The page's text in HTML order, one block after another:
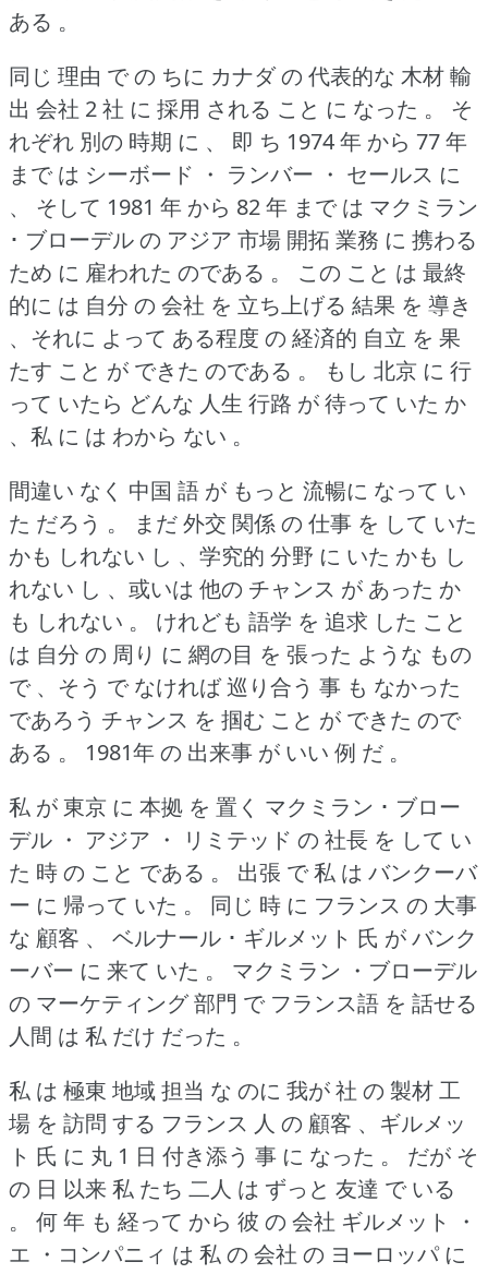
ある 。
同じ 理由 で の ちに カナダ の 代表的な 木材 輸
出 会社 2 社 に 採用 される こと に なった 。
そ
れぞれ 別の 時期 に 、 即 ち 1974 年 から 77 年
まで は シーボード ・ ランバー ・ セールス に
、 そして 1981 年 から 82 年 まで は マクミラン
･ ブローデル の アジア 市場 開拓 業務 に 携わる
ため に 雇われた のである 。
この こと は 最終
的に は 自分 の 会社 を 立ち上げる 結果 を 導き
、それに よって ある程度 の 経済的 自立 を 果
たす こと が できた のである 。
もし 北京 に 行
って いたら どんな 人生 行路 が 待って いた か
、私 に は わから ない 。
間違い なく 中国 語 が もっと 流暢に なって い
た だろう 。
まだ 外交 関係 の 仕事 を して いた
かも しれない し 、学究的 分野 に いた かも し
れない し 、或いは 他の チャンス が あった か
も しれない 。
けれども 語学 を 追求 した こと
は 自分 の 周り に 網の目 を 張った ような もの
で 、そう で なければ 巡り合う 事 も なかった
であろう チャンス を 掴む こと が できた ので
ある 。
1981年 の 出来事 が いい 例 だ 。
私 が 東京 に 本拠 を 置く マクミラン ･ ブロー
デル ・ アジア ・ リミテッド の 社長 を して い
た 時 の こと である 。
出張 で 私 は バンクーバ
ー に 帰って いた 。
同じ 時 に フランス の 大事
な 顧客 、 ベルナール ･ ギルメット 氏 が バンク
ーバー に 来て いた 。
マクミラン ・ブローデル
の マーケティング 部門 で フランス語 を 話せる
人間 は 私 だけ だった 。
私 は 極東 地域 担当 な のに 我が 社 の 製材 工
場 を 訪問 する フランス 人 の 顧客 、ギルメッ
ト 氏 に 丸 1 日 付き添う 事 に なった 。
だが そ
の 日 以来 私 たち 二人 は ずっと 友達 で いる
。
何 年 も 経って から 彼 の 会社 ギルメット ・
エ ・コンパニィ は 私 の 会社 の ヨーロッパ に